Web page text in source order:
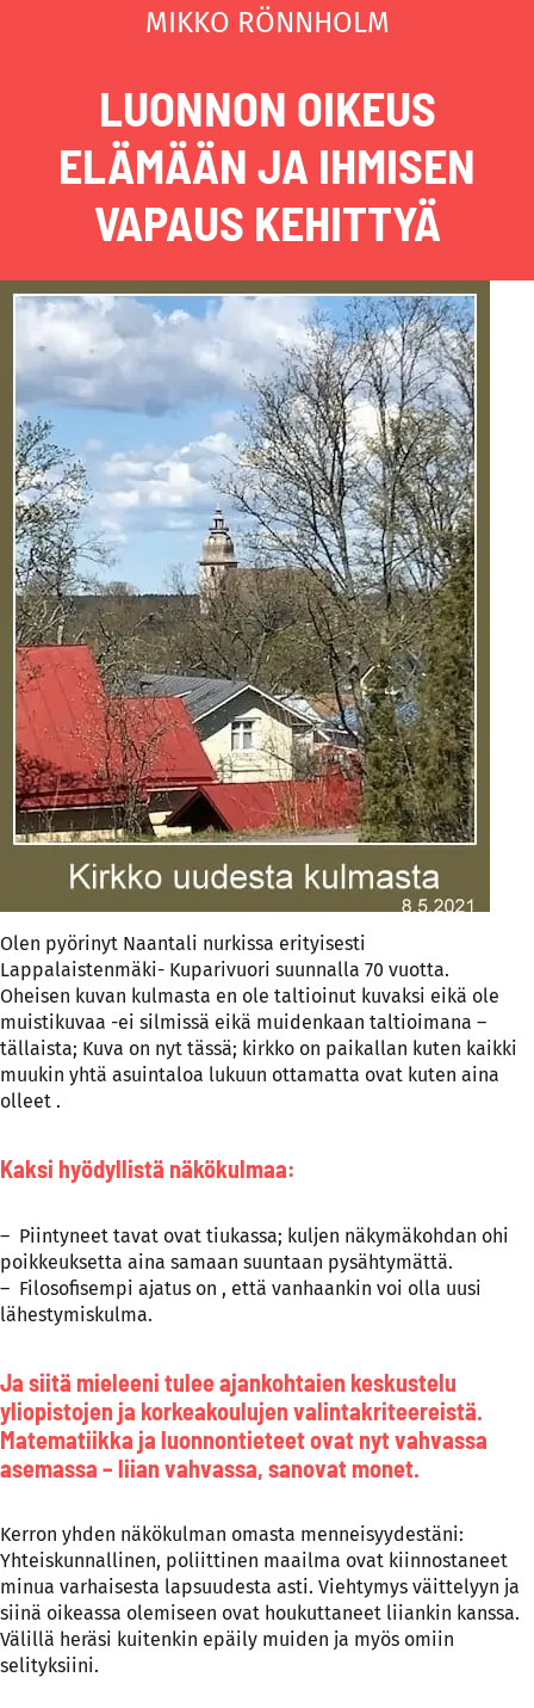
MIKKO RÖNNHOLM
LUONNON OIKEUS
ELÄMÄÄN JA IHMISEN
VAPAUS KEHITTYÄ
Olen pyörinyt Naantali nurkissa erityisesti
Lappalaistenmäki- Kuparivuori suunnalla 70 vuotta.
Oheisen kuvan kulmasta en ole taltioinut kuvaksi eikä ole
muistikuvaa -ei silmissä eikä muidenkaan taltioimana –
tällaista; Kuva on nyt tässä; kirkko on paikallan kuten kaikki
muukin yhtä asuintaloa lukuun ottamatta ovat kuten aina
olleet .
Kaksi hyödyllistä näkökulmaa:
– Piintyneet tavat ovat tiukassa; kuljen näkymäkohdan ohi
poikkeuksetta aina samaan suuntaan pysähtymättä.
– Filosofisempi ajatus on , että vanhaankin voi olla uusi
lähestymiskulma.
Ja siitä mieleeni tulee ajankohtaien keskustelu
yliopistojen ja korkeakoulujen valintakriteereistä.
Matematiikka ja luonnontieteet ovat nyt vahvassa
asemassa – liian vahvassa, sanovat monet.
Kerron yhden näkökulman omasta menneisyydestäni:
Yhteiskunnallinen, poliittinen maailma ovat kiinnostaneet
minua varhaisesta lapsuudesta asti. Viehtymys väittelyyn ja
siinä oikeassa olemiseen ovat houkuttaneet liiankin kanssa.
Välillä heräsi kuitenkin epäily muiden ja myös omiin
selityksiini.